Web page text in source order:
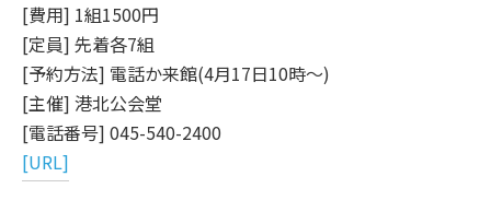
[費用] 1組1500円
[定員] 先着各7組
[予約方法] 電話か来館(4月17日10時～)
[主催] 港北公会堂
[電話番号] 045-540-2400
[URL]